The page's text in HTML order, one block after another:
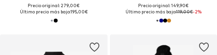
Precio original: 279,00€
Último precio más bajo:195,00€
Precio original: 149,90€
Último precio más bajo:119,00€-2%